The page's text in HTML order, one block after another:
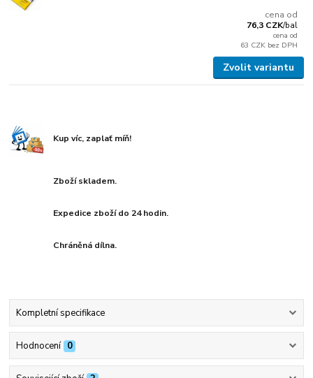
cena od
76,3 CZK/bal
cena od
63 CZK bez DPH
Zvolit variantu
Kup víc, zaplať míň!
Zboží skladem.
Expedice zboží do 24 hodin.
Chráněná dílna.
Kompletní specifikace
Hodnocení 0